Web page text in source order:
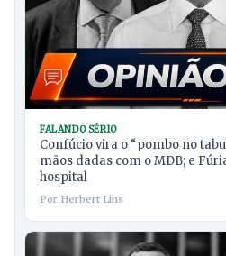
FALANDO SÉRIO
Confúcio vira o “pombo no
mãos dadas com o MDB; e
hospital
Por Herbert Lins